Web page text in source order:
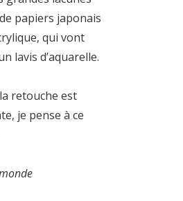
papiers japonais
qui vont
lavis d’aquarelle.
retouche est
je pense à ce